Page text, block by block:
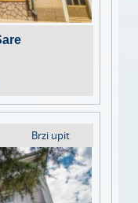
Brzi upit